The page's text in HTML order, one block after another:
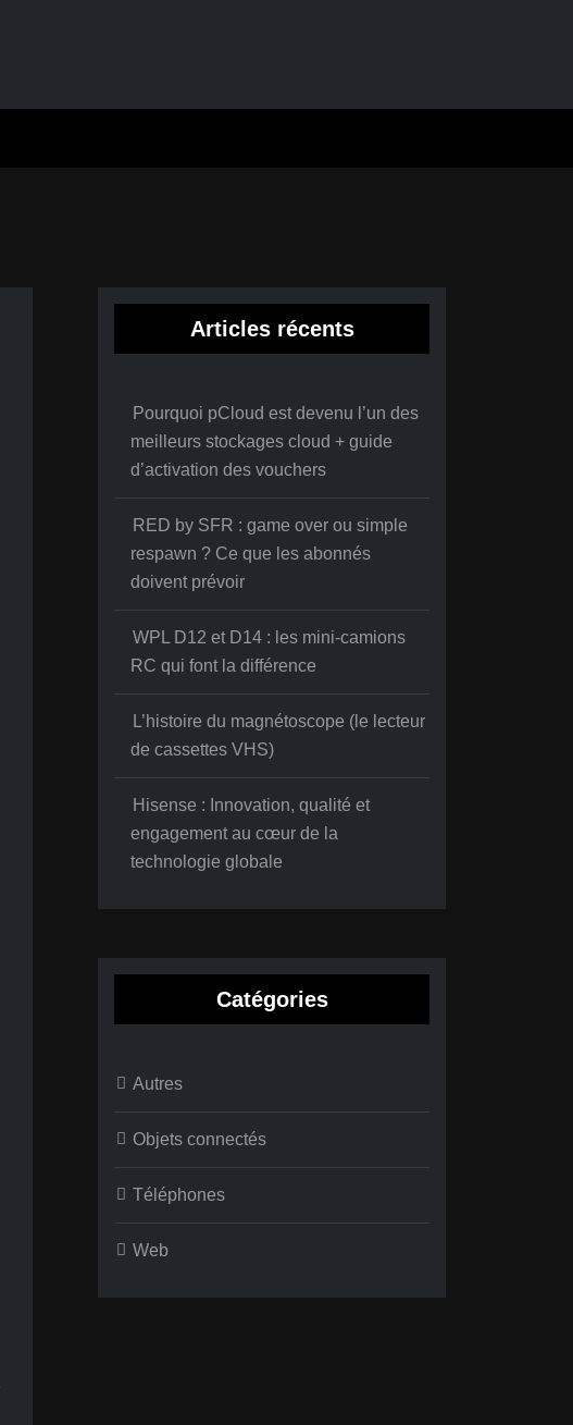
Articles récents
Pourquoi pCloud est devenu l’un des
meilleurs stockages cloud + guide
d’activation des vouchers
RED by SFR : game over ou simple
respawn ? Ce que les abonnés
doivent prévoir
WPL D12 et D14 : les mini-camions
RC qui font la différence
L’histoire du magnétoscope (le lecteur
de cassettes VHS)
Hisense : Innovation, qualité et
engagement au cœur de la
technologie globale
Catégories
Autres
Objets connectés
Téléphones
Web